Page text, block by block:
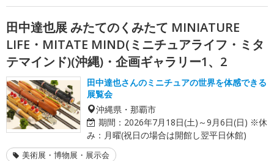
田中達也展 みたてのくみたて MINIATURE
LIFE・MITATE MIND(ミニチュアライフ・ミタ
テマインド)(沖縄)・企画ギャラリー1、2
田中達也さんのミニチュアの世界を体感できる
展覧会
沖縄県・那覇市
期間： 2026年7月18日(土)～9月6日(日) ※休
み：月曜(祝日の場合は開館し翌平日休館)
美術展・博物展・展示会